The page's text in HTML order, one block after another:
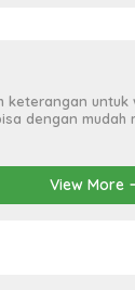
keterangan
dengan mudah
View More